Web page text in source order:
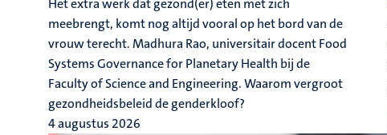
Het extra werk dat gezond(er) eten met zich
meebrengt, komt nog altijd vooral op het bord van de
vrouw terecht. Madhura Rao, universitair docent Food
Systems Governance for Planetary Health bij de
Faculty of Science and Engineering. Waarom vergroot
gezondheidsbeleid de genderkloof?
4 augustus 2026